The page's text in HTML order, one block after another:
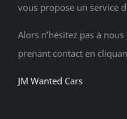
vous propose un service
Alors n’hésitez pas à
prenant contact en
JM Wanted Cars